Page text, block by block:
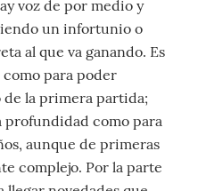
voz de por medio y
un infortunio o
al que va ganando. Es
para poder
la primera partida;
profundidad como para
aunque de primeras
complejo. Por la parte